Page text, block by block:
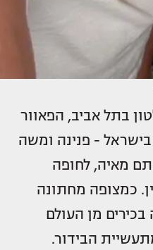
בתל אביב, הפאוור
- פנינה ומשה
מאיה, לחופה
כמצופה מחתונה
מן העולם
הבידור.